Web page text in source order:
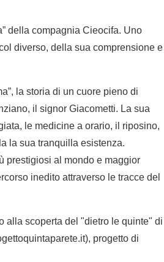
della compagnia Cieocifa. Uno
diverso, della sua comprensione e
la storia di un cuore pieno di
il signor Giacometti. La sua
le medicine a orario, il riposino,
la sua tranquilla esistenza.
prestigiosi al mondo e maggior
inedito attraverso le tracce del
alla scoperta del "dietro le quinte" di
progetto di